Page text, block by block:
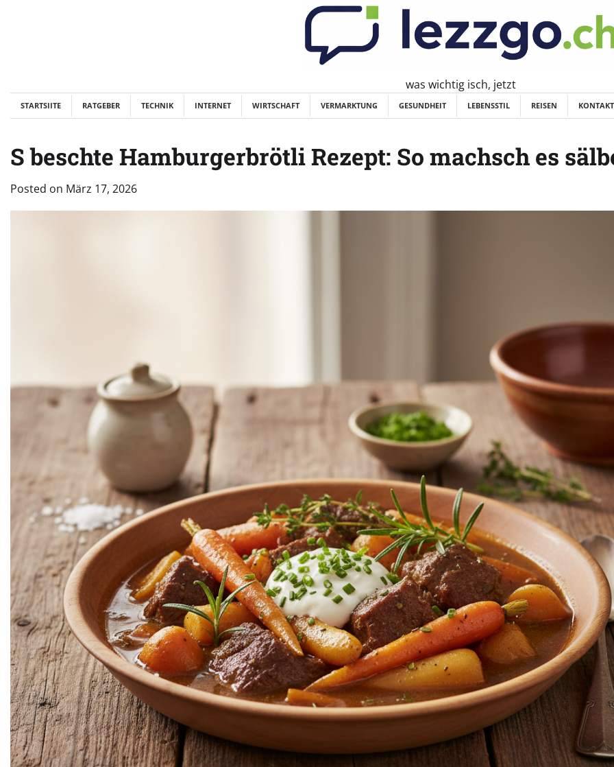
was wichtig isch, jetzt
STARTSIITE RATGEBER TECHNIK INTERNET WIRTSCHAFT VERMARKTUNG GESUNDHEIT LEBENSSTIL REISEN
S beschte Hamburgerbrötli Rezept: So machsch es
Posted on März 17, 2026